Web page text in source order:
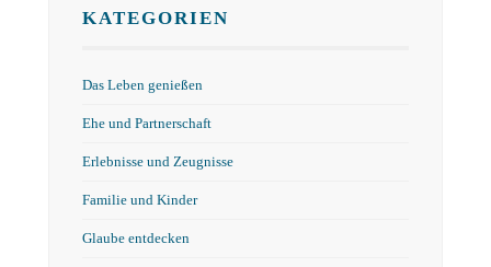
KATEGORIEN
Das Leben genießen
Ehe und Partnerschaft
Erlebnisse und Zeugnisse
Familie und Kinder
Glaube entdecken